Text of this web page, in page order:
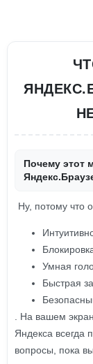
Почему этот
Ну, потому что
Умная
Быстрая
. На вашем
Яндекса всегда
вопросы, пока